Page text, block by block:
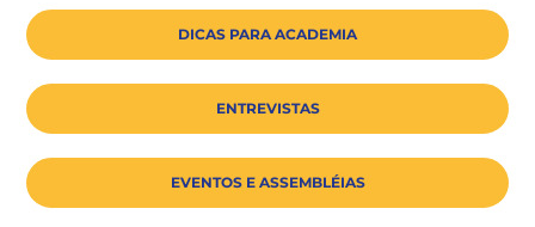
DICAS PARA ACADEMIA
ENTREVISTAS
EVENTOS E ASSEMBLÉIAS